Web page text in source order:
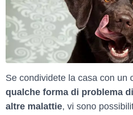
Se condividete la casa con un
qualche forma di problema
altre malattie, vi sono